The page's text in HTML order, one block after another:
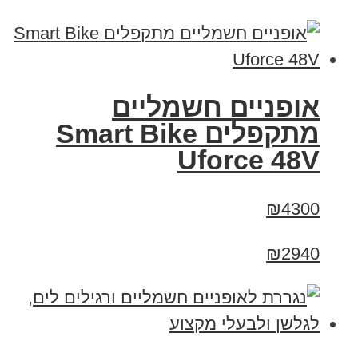
אופניים חשמליים
מתקפלים Smart Bike
Uforce 48V
₪4300
₪2940